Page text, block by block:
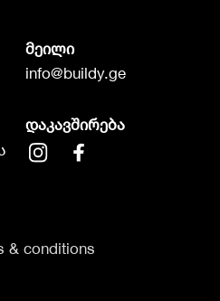
მეილი
info@buildy.ge
დაკავშირება
& conditions